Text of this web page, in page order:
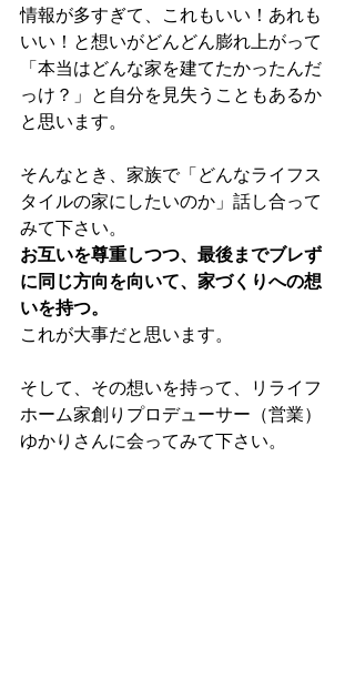
情報が多すぎて、これもいい！あれも
いい！と想いがどんどん膨れ上がって
「本当はどんな家を建てたかったんだ
っけ？」と自分を見失うこともあるか
と思います。
そんなとき、家族で「どんなライフス
タイルの家にしたいのか」話し合って
みて下さい。
お互いを尊重しつつ、最後までブレず
に同じ方向を向いて、家づくりへの想
いを持つ。
これが大事だと思います。
そして、その想いを持って、リライフ
ホーム家創りプロデューサー（営業）
ゆかりさんに会ってみて下さい。